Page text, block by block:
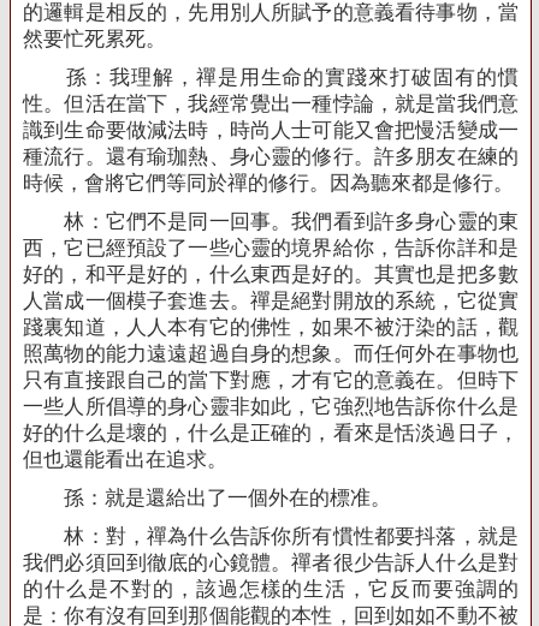
的邏輯是相反的，先用別人所賦予的意義看待事物，當
然要忙死累死。
孫：我理解，禪是用生命的實踐來打破固有的慣
性。但活在當下，我經常覺出一種悖論，就是當我們意
識到生命要做減法時，時尚人士可能又會把慢活變成一
種流行。還有瑜珈熱、身心靈的修行。許多朋友在練的
時候，會將它們等同於禪的修行。因為聽來都是修行。
林：它們不是同一回事。我們看到許多身心靈的東
西，它已經預設了一些心靈的境界給你，告訴你詳和是
好的，和平是好的，什么東西是好的。其實也是把多數
人當成一個模子套進去。禪是絕對開放的系統，它從實
踐裏知道，人人本有它的佛性，如果不被汙染的話，觀
照萬物的能力遠遠超過自身的想象。而任何外在事物也
只有直接跟自己的當下對應，才有它的意義在。但時下
一些人所倡導的身心靈非如此，它強烈地告訴你什么是
好的什么是壞的，什么是正確的，看來是恬淡過日子，
但也還能看出在追求。
孫：就是還給出了一個外在的標准。
林：對，禪為什么告訴你所有慣性都要抖落，就是
我們必須回到徹底的心鏡體。禪者很少告訴人什么是對
的什么是不對的，該過怎樣的生活，它反而要強調的
是：你有沒有回到那個能觀的本性，回到如如不動不被